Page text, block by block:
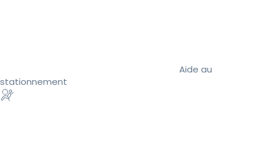
Aide au
stationnement